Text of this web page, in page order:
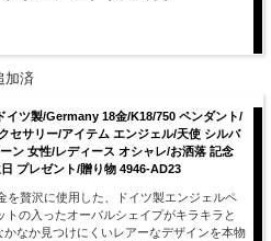
加済
イツ製/Germany 18金/K18/750 ペンダント/
セサリー/アイテム エンジェル/天使 シルバ
ン 女性/レディース オシャレ/お洒落 記念
プレゼント/贈り物 4946-AD23
を贅沢に使用した、ドイツ製エンジェルペ
トの入ったオーバルシェイプがキラキラと
なか見つけにくいレアーなデザインを本物